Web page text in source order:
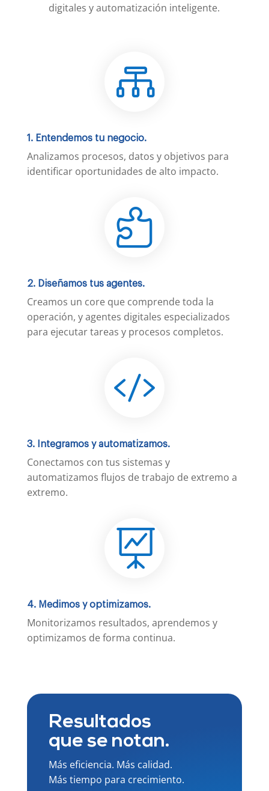
digitales y automatización inteligente.

1. Entendemos tu negocio.
Analizamos procesos, datos y objetivos para
identificar oportunidades de alto impacto.

2. Diseñamos tus agentes.
Creamos un core que comprende toda la
operación, y agentes digitales especializados
para ejecutar tareas y procesos completos.

3. Integramos y automatizamos.
Conectamos con tus sistemas y
automatizamos flujos de trabajo de extremo a
extremo.

4. Medimos y optimizamos.
Monitorizamos resultados, aprendemos y
optimizamos de forma continua.
Resultados
que se notan.
Más eficiencia. Más calidad.
Más tiempo para crecimiento.